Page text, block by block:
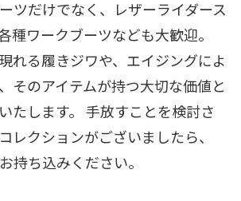
ツだけでなく、レザーライダース
種ワークブーツなども大歓迎。
れる履きジワや、エイジングによ
そのアイテムが持つ大切な価値と
たします。 手放すことを検討さ
レクションがございましたら、
持ち込みください。